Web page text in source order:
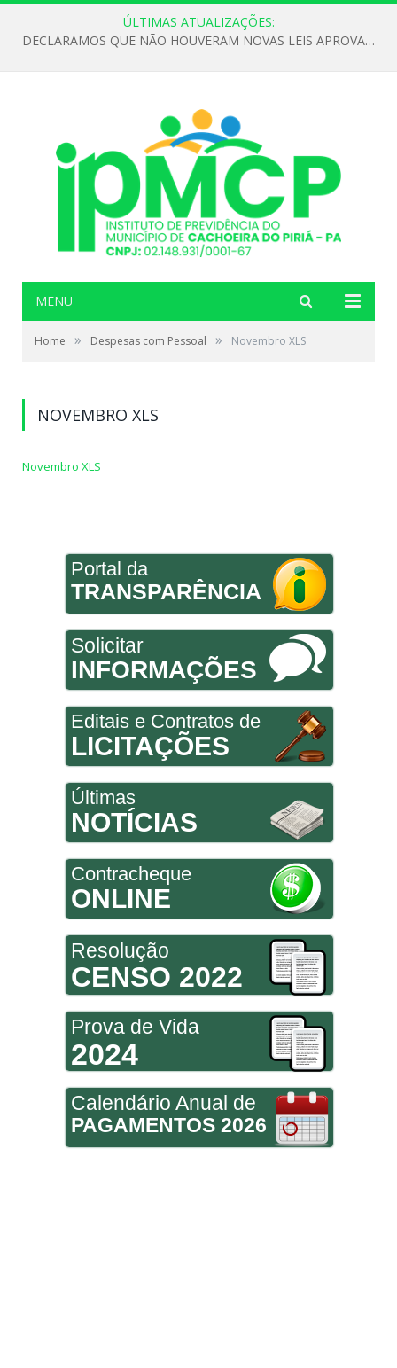
ÚLTIMAS ATUALIZAÇÕES:
DECLARAMOS QUE NÃO HOUVERAM NOVAS LEIS APROVADAS ATÉ O MOMENTO PARA O INSTITUTO DE PREVIDÊNCIA NO ANO DE 2026
MENU
Home » Despesas com Pessoal » Novembro XLS
NOVEMBRO XLS
Novembro XLS
Portal da
TRANSPARÊNCIA
Solicitar
INFORMAÇÕES
Editais e Contratos de
LICITAÇÕES
Últimas
NOTÍCIAS
Contracheque
ONLINE
Resolução
CENSO 2022
Prova de Vida
2024
Calendário Anual de
PAGAMENTOS 2026